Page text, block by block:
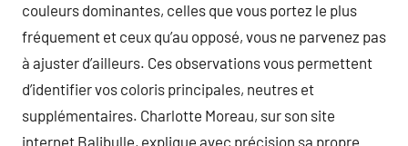
couleurs dominantes, celles que vous portez le plus
fréquement et ceux qu’au opposé, vous ne parvenez pas
à ajuster d’ailleurs. Ces observations vous permettent
d’identifier vos coloris principales, neutres et
supplémentaires. Charlotte Moreau, sur son site
internet Balibulle, explique avec précision sa propre